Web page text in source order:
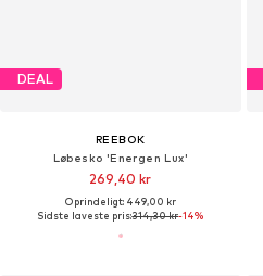
DEAL
REEBOK
Løbesko 'Energen Lux'
269,40 kr
Oprindeligt: 449,00 kr
Sidste laveste pris:314,30 kr-14%